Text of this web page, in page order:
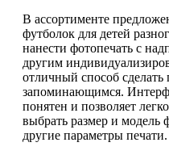
В ассортименте
футболок для детей
нанести фотопечать с
другим
отличный способ
запоминающимся.
понятен и позволяет
выбрать размер и модель
другие параметры печати.